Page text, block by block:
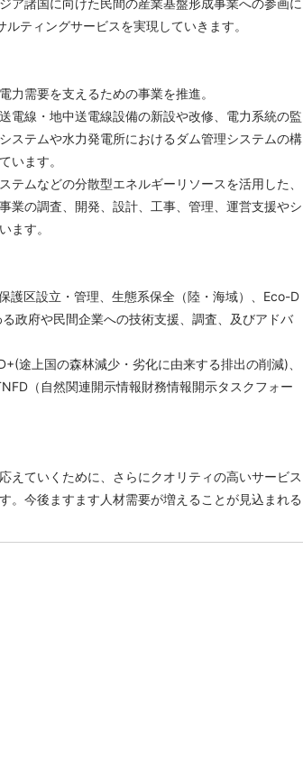
ア諸国に向けた民間の産業基盤形成事業への参画に
ティングサービスを実現していきます。
力需要を支えるための事業を推進。
電線・地中送電線設備の新設や改修、電力系統の監
ステムや水力発電所におけるダム管理システムの構
います。
テムなどの分散型エネルギーリソースを活用した、
業の調査、開発、設計、工事、管理、運営支援やシ
ます。
護区設立・管理、生態系保全（陸・海域）、Eco-D
政府や民間企業への技術支援、調査、及びアドバ
途上国の森林減少・劣化に由来する排出の削減)、
（自然関連開示情報財務情報開示タスクフォー
えていくために、さらにクオリティの高いサービス
。今後ますます人材需要が増えることが見込まれる